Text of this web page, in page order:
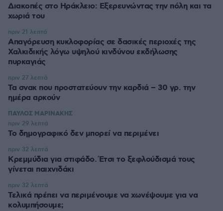
Διακοπές στο Ηράκλειο: Εξερευνώντας την πόλη και τα
χωριά του
Απαγόρευση κυκλοφορίας σε δασικές περιοχές της
Χαλκιδικής λόγω υψηλού κινδύνου εκδήλωσης
πυρκαγιάς
πριν 21 λεπτά
Τα σνακ που προστατεύουν την καρδιά – 30 γρ. την
ημέρα αρκούν
πριν 27 λεπτά
ΠΑΥΛΟΣ ΜΑΡΙΝΑΚΗΣ
Το δημογραφικό δεν μπορεί να περιμένει
πριν 29 λεπτά
Κρεμμύδια για στιφάδο. Έτσι το ξεφλούδισμά τους
γίνεται παιχνιδάκι
πριν 32 λεπτά
Τελικά πρέπει να περιμένουμε να χωνέψουμε για να
κολυμπήσουμε;
πριν 32 λεπτά